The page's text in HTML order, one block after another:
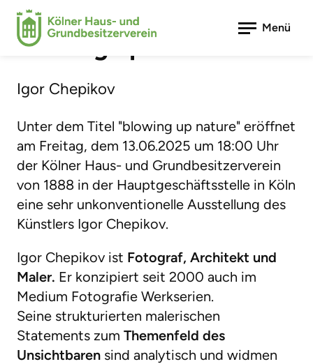
Menü
VERNISSAGE
Blowing up nature
Igor Chepikov
Unter dem Titel "blowing up nature" eröffnet
am Freitag, dem 13.06.2025 um 18:00 Uhr
der Kölner Haus- und Grundbesitzerverein
von 1888 in der Hauptgeschäftsstelle in Köln
eine sehr unkonventionelle Ausstellung des
Künstlers Igor Chepikov.
Igor Chepikov ist Fotograf, Architekt und
Maler. Er konzipiert seit 2000 auch im
Medium Fotografie Werkserien.
Seine strukturierten malerischen
Statements zum Themenfeld des
Unsichtbaren sind analytisch und widmen